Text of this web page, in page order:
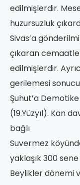
edilmişlerdir.
huzursuzluk
Sivas’a
çıkaran
edilmişlerdir.
gerilemesi
Şuhut’a
(19.Yüzyıl). Kan
bağlı
Suvermez
yaklaşık 300
Beylikler dönemi